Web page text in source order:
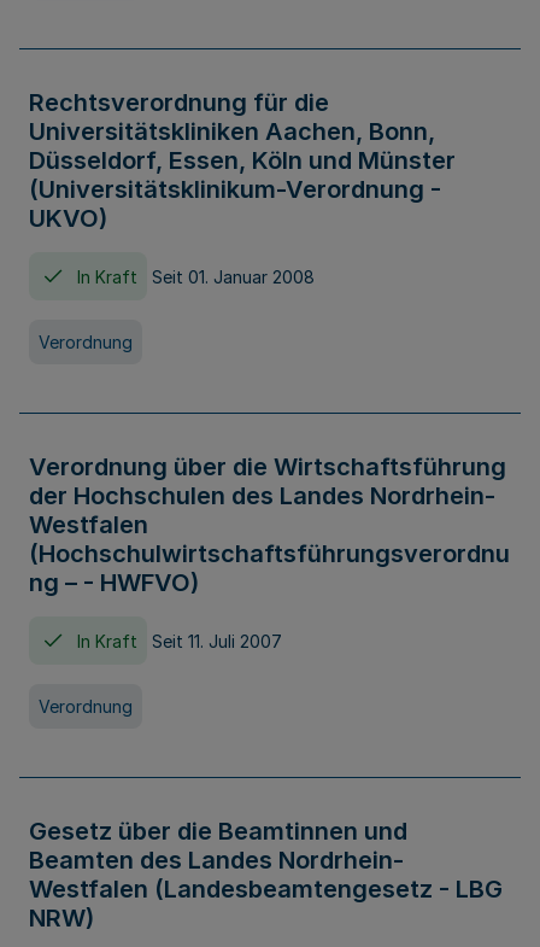
Rechtsverordnung für die
Universitätskliniken Aachen, Bonn,
Düsseldorf, Essen, Köln und Münster
(Universitätsklinikum-Verordnung -
UKVO)
In Kraft Seit 01. Januar 2008
Verordnung
Verordnung über die Wirtschaftsführung
der Hochschulen des Landes Nordrhein-
Westfalen
(Hochschulwirtschaftsführungsverordnu
ng – - HWFVO)
In Kraft Seit 11. Juli 2007
Verordnung
Gesetz über die Beamtinnen und
Beamten des Landes Nordrhein-
Westfalen (Landesbeamtengesetz - LBG
NRW)